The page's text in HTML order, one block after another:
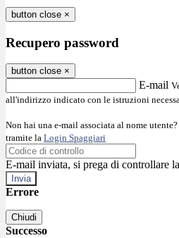
button close ×
Recupero password
button close ×
E-mail
all'indirizzo indicato con le istruzioni
Non hai una e-mail associata al nome
tramite la Login Spaggiari
E-mail inviata, si prega di controllare
Errore
Chiudi
Successo